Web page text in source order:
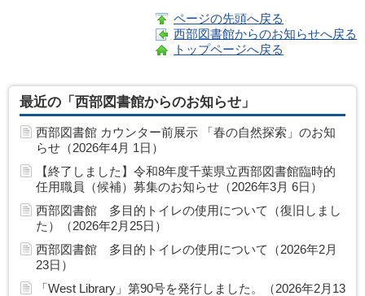
ページの先頭へ戻る
西部図書館からのお知らせへ戻る
トップページへ戻る
最近の「西部図書館からのお知らせ」
西部図書館 カウンター前展示 「春の自然探索」のお知
らせ（2026年4月 1日）
【終了しました】令和8年度千葉県立西部図書館臨時的
任用職員（候補）募集のお知らせ（2026年3月 6日）
西部図書館 多目的トイレの使用について（復旧しまし
た）（2026年2月25日）
西部図書館 多目的トイレの使用について（2026年2月
23日）
「West Library」第90号を発行しました。（2026年2月13